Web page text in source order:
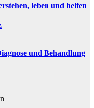
leben und helfen
und Behandlung